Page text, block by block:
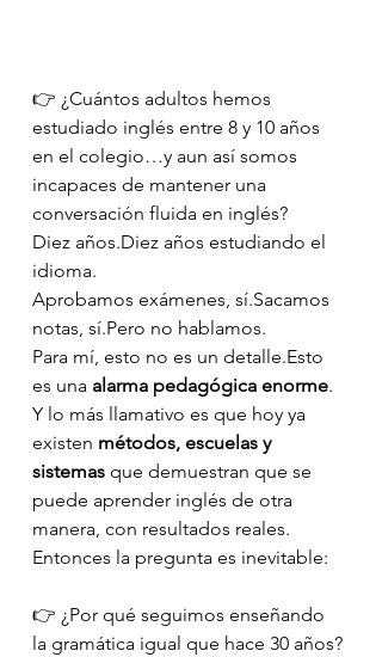
👉 ¿Cuántos adultos hemos
estudiado inglés entre 8 y 10 años
en el colegio…y aun así somos
incapaces de mantener una
conversación fluida en inglés?
Diez años.Diez años estudiando el
idioma.
Aprobamos exámenes, sí.Sacamos
notas, sí.Pero no hablamos.
Para mí, esto no es un detalle.Esto
es una alarma pedagógica enorme.
Y lo más llamativo es que hoy ya
existen métodos, escuelas y
sistemas que demuestran que se
puede aprender inglés de otra
manera, con resultados reales.
Entonces la pregunta es inevitable:
👉 ¿Por qué seguimos enseñando
la gramática igual que hace 30 años?